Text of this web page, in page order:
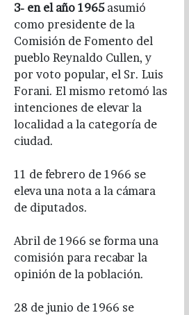
3- en el año 1965asumió
como presidente de la
Comisión de Fomento del
pueblo Reynaldo Cullen, y
por voto popular, el Sr. Luis
Forani. El mismo retomó las
intenciones de elevar la
localidad a la categoría de
ciudad.
11 de febrero de 1966 se
eleva una nota a la cámara
de diputados.
Abril de 1966 se forma una
comisión para recabar la
opinión de la población.
28 de junio de 1966 se